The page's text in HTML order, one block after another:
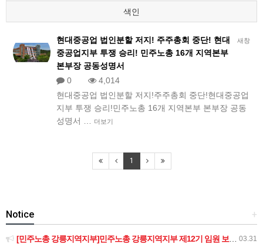
색인
새창
현대중공업 법인분할 저지! 주주총회 중단! 현대
중공업지부 투쟁 승리! 민주노총 16개 지역본부
본부장 공동성명서
0
4,014
현대중공업 법인분할 저지!주주총회 중단!현대중공업
지부 투쟁 승리!민주노총 16개 지역본부 본부장 공동
성명서 …
더보기
1
+
Notice
03.31
[민주노총 강릉지역지부]민주노총 강릉지역지부 제12기 임원 보궐선거결과 공고